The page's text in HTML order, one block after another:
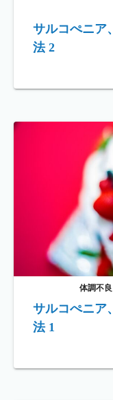
サルコぺニア
法 2
体調不
サルコぺニア
法 1